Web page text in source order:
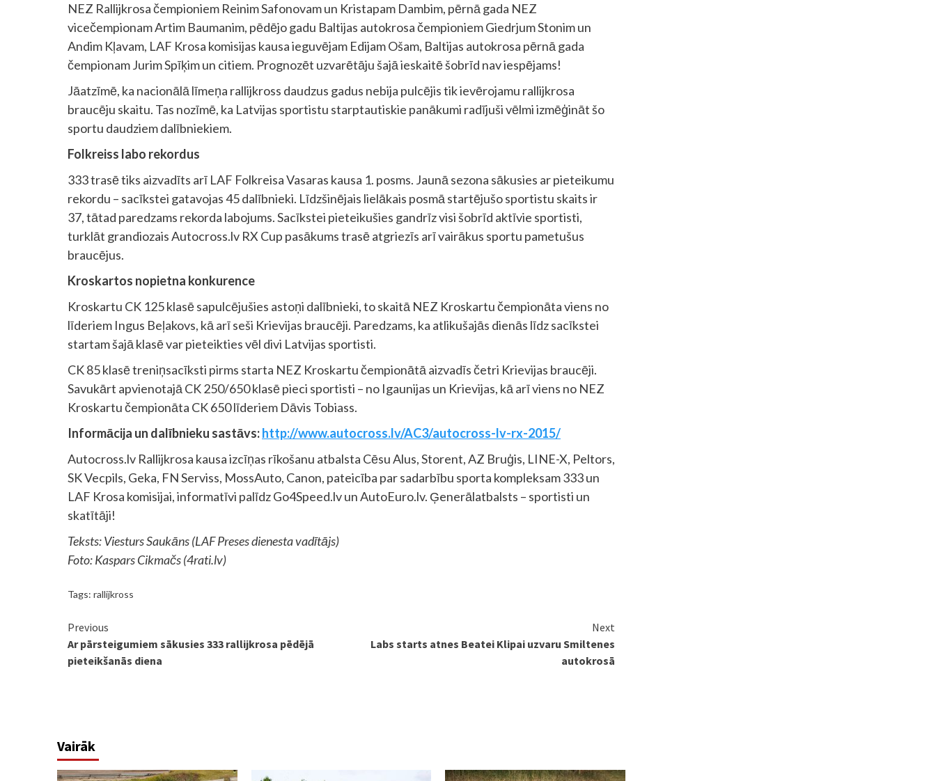
NEZ Rallijkrosa čempioniem Reinim Safonovam un Kristapam Dambim, pērnā gada NEZ
vicečempionam Artim Baumanim, pēdējo gadu Baltijas autokrosa čempioniem Giedrjum Stonim un
Andim Kļavam, LAF Krosa komisijas kausa ieguvējam Edijam Ošam, Baltijas autokrosa pērnā gada
čempionam Jurim Spīķim un citiem. Prognozēt uzvarētāju šajā ieskaitē šobrīd nav iespējams!
Jāatzīmē, ka nacionālā līmeņa rallijkross daudzus gadus nebija pulcējis tik ievērojamu rallijkrosa
braucēju skaitu. Tas nozīmē, ka Latvijas sportistu starptautiskie panākumi radījuši vēlmi izmēģināt šo
sportu daudziem dalībniekiem.
Folkreiss labo rekordus
333 trasē tiks aizvadīts arī LAF Folkreisa Vasaras kausa 1. posms. Jaunā sezona sākusies ar pieteikumu
rekordu – sacīkstei gatavojas 45 dalībnieki. Līdzšinējais lielākais posmā startējušo sportistu skaits ir
37, tātad paredzams rekorda labojums. Sacīkstei pieteikušies gandrīz visi šobrīd aktīvie sportisti,
turklāt grandiozais Autocross.lv RX Cup pasākums trasē atgriezīs arī vairākus sportu pametušus
braucējus.
Kroskartos nopietna konkurence
Kroskartu CK 125 klasē sapulcējušies astoņi dalībnieki, to skaitā NEZ Kroskartu čempionāta viens no
līderiem Ingus Beļakovs, kā arī seši Krievijas braucēji. Paredzams, ka atlikušajās dienās līdz sacīkstei
startam šajā klasē var pieteikties vēl divi Latvijas sportisti.
CK 85 klasē treniņsacīksti pirms starta NEZ Kroskartu čempionātā aizvadīs četri Krievijas braucēji.
Savukārt apvienotajā CK 250/650 klasē pieci sportisti – no Igaunijas un Krievijas, kā arī viens no NEZ
Kroskartu čempionāta CK 650 līderiem Dāvis Tobiass.
Informācija un dalībnieku sastāvs:http://www.autocross.lv/AC3/autocross-lv-rx-2015/
Autocross.lv Rallijkrosa kausa izcīņas rīkošanu atbalsta Cēsu Alus, Storent, AZ Bruģis, LINE-X, Peltors,
SK Vecpils, Geka, FN Serviss, MossAuto, Canon, pateicība par sadarbību sporta kompleksam 333 un
LAF Krosa komisijai, informatīvi palīdz Go4Speed.lv un AutoEuro.lv. Ģenerālatbalsts – sportisti un
skatītāji!
Teksts: Viesturs Saukāns (LAF Preses dienesta vadītājs)
Foto: Kaspars Cikmačs (4rati.lv)
Tags: rallijkross
Continue
Reading
Previous
Ar pārsteigumiem sākusies 333 rallijkrosa pēdējā
pieteikšanās diena
Next
Labs starts atnes Beatei Klipai uzvaru Smiltenes
autokrosā
Vairāk